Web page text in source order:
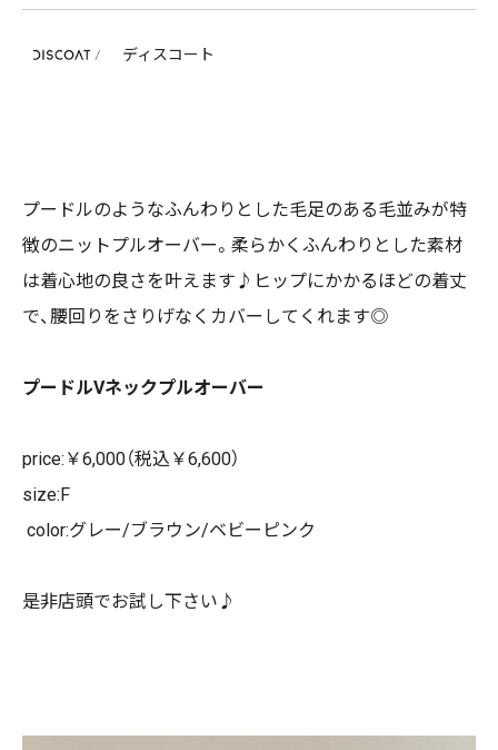
ディスコート
プードルのようなふんわりとした毛足のある毛並みが特
徴のニットプルオーバー。柔らかくふんわりとした素材
は着心地の良さを叶えます♪ヒップにかかるほどの着丈
で、腰回りをさりげなくカバーしてくれます◎
プードルVネックプルオーバー
price:￥6,000（税込￥6,600）
size:F
color:グレー/ブラウン/ベビーピンク
是非店頭でお試し下さい♪